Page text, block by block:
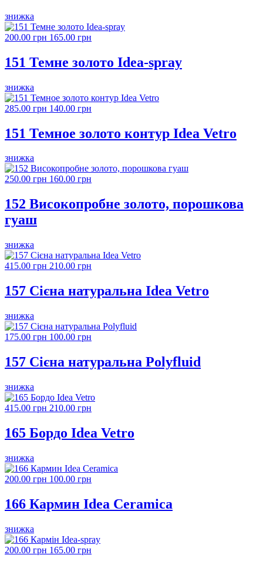
знижка
200.00 грн 165.00 грн
151 Темне золото Idea-spray
знижка
285.00 грн 140.00 грн
151 Темное золото контур Idea Vetro
знижка
250.00 грн 160.00 грн
152 Високопробне золото, порошкова
гуаш
знижка
415.00 грн 210.00 грн
157 Сієна натуральна Idea Vetro
знижка
175.00 грн 100.00 грн
157 Сієна натуральна Polyfluid
знижка
415.00 грн 210.00 грн
165 Бордо Idea Vetro
знижка
200.00 грн 100.00 грн
166 Кармин Idea Ceramica
знижка
200.00 грн 165.00 грн